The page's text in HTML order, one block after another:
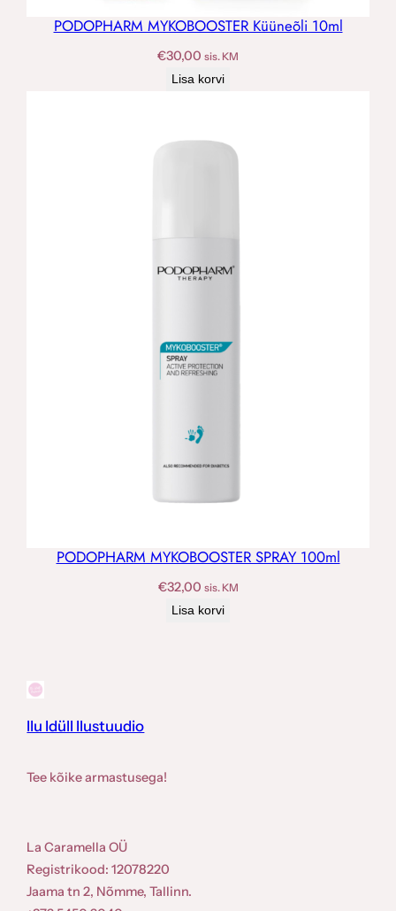
PODOPHARM MYKOBOOSTER Küüneõli 10ml
€30,00 sis. KM
Lisa korvi
PODOPHARM MYKOBOOSTER SPRAY 100ml
€32,00 sis. KM
Lisa korvi
Ilu Idüll Ilustuudio
Tee kõike armastusega!
La Caramella OÜ
Registrikood: 12078220
Jaama tn 2, Nõmme, Tallinn.